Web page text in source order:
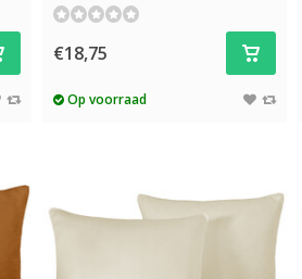
€18,75
Op voorraad